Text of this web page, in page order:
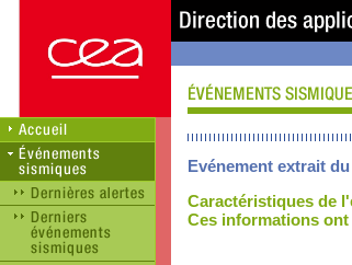
Evénement extrait
Caractéristiques de
Ces informations